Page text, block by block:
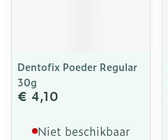
Dentofix Poeder Regular
30g
€ 4,10
Niet beschikbaar